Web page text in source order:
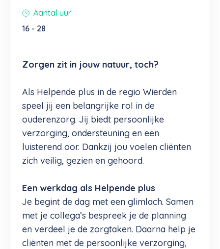
Aantal uur
16 - 28
Zorgen zit in jouw natuur, toch?
Als Helpende plus in de regio Wierden
speel jij een belangrijke rol in de
ouderenzorg. Jij biedt persoonlijke
verzorging, ondersteuning en een
luisterend oor. Dankzij jou voelen cliënten
zich veilig, gezien en gehoord.
Een werkdag als Helpende plus
Je begint de dag met een glimlach. Samen
met je collega’s bespreek je de planning
en verdeel je de zorgtaken. Daarna help je
cliënten met de persoonlijke verzorging,